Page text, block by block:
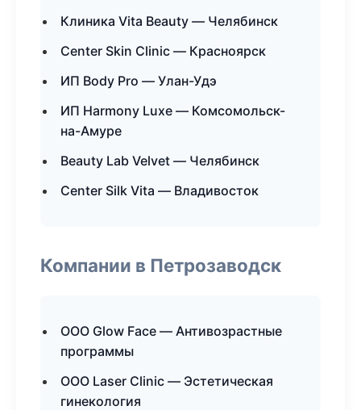
Клиника Vita Beauty — Челябинск
Center Skin Clinic — Красноярск
ИП Body Pro — Улан-Удэ
ИП Harmony Luxe — Комсомольск-
на-Амуре
Beauty Lab Velvet — Челябинск
Center Silk Vita — Владивосток
Компании в Петрозаводск
ООО Glow Face — Антивозрастные
программы
ООО Laser Clinic — Эстетическая
гинекология